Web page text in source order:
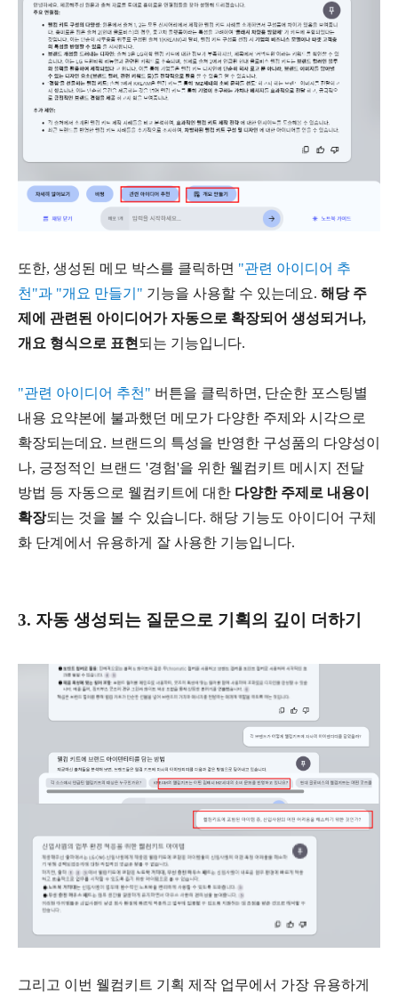
또한, 생성된 메모 박스를 클릭하면 "관련 아이디어 추
천"과 "개요 만들기" 기능을 사용할 수 있는데요. 해당 주
제에 관련된 아이디어가 자동으로 확장되어 생성되거나,
개요 형식으로 표현 되는 기능입니다.
"관련 아이디어 추천" 버튼을 클릭하면, 단순한 포스팅별
내용 요약본에 불과했던 메모가 다양한 주제와 시각으로
확장되는데요. 브랜드의 특성을 반영한 구성품의 다양성이
나, 긍정적인 브랜드 '경험'을 위한 웰컴키트 메시지 전달
방법 등 자동으로 웰컴키트에 대한 다양한 주제로 내용이
확장되는 것을 볼 수 있습니다. 해당 기능도 아이디어 구체
화 단계에서 유용하게 잘 사용한 기능입니다.
3. 자동 생성되는 질문으로 기획의 깊이 더하기
그리고 이번 웰컴키트 기획 제작 업무에서 가장 유용하게